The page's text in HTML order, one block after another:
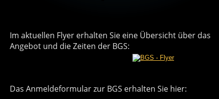
Im aktuellen Flyer erhalten Sie eine Übersicht über das
Angebot und die Zeiten der BGS:
Das Anmeldeformular zur BGS erhalten Sie hier: